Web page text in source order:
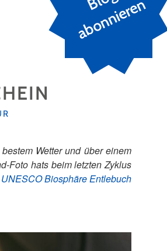
n
Wetter und über einem
Foto hats beim letzten Zyklus
UNESCO Biosphäre Entlebuch